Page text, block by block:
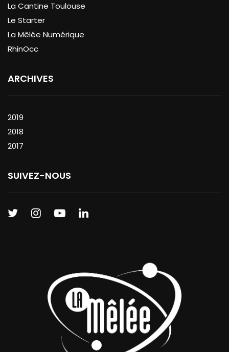
La Cantine Toulouse
Le Starter
La Mêlée Numérique
RhinOcc
ARCHIVES
2019
2018
2017
SUIVEZ-NOUS